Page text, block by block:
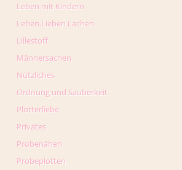
Leben mit Kindern
Leben.Lieben.Lachen
Lillestoff
Männersachen
Nützliches
Ordnung und Sauberkeit
Plotterliebe
Privates
Probenähen
Probeplotten